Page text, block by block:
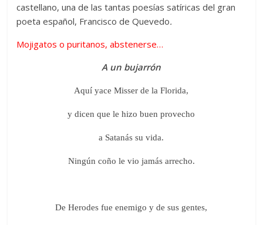
castellano, una de las tantas poesías satíricas del gran
poeta español, Francisco de Quevedo.
Mojigatos o puritanos, abstenerse…
A un bujarrón
Aquí yace Misser de la Florida,
y dicen que le hizo buen provecho
a Satanás su vida.
Ningún coño le vio jamás arrecho.
De Herodes fue enemigo y de sus gentes,